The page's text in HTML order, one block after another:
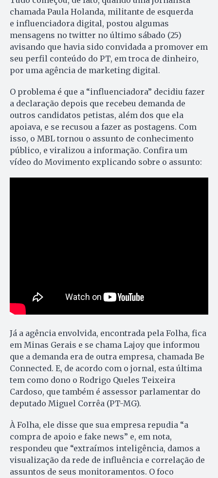
chamada Paula Holanda, militante de esquerda
e influenciadora digital, postou algumas
mensagens no twitter no último sábado (25)
avisando que havia sido convidada a promover em
seu perfil conteúdo do PT, em troca de dinheiro,
por uma agência de marketing digital.
O problema é que a “influenciadora” decidiu fazer
a declaração depois que recebeu demanda de
outros candidatos petistas, além dos que ela
apoiava, e se recusou a fazer as postagens. Com
isso, o MBL tornou o assunto de conhecimento
público, e viralizou a informação. Confira um
vídeo do Movimento explicando sobre o assunto:
Já a agência envolvida, encontrada pela Folha, fica
em Minas Gerais e se chama Lajoy que informou
que a demanda era de outra empresa, chamada Be
Connected. E, de acordo com o jornal, esta última
tem como dono o Rodrigo Queles Teixeira
Cardoso, que também é assessor parlamentar do
deputado Miguel Corrêa (PT-MG).
À Folha, ele disse que sua empresa repudia “a
compra de apoio e fake news” e, em nota,
respondeu que “extraímos inteligência, damos a
visualização da rede de influência e correlação de
assuntos de seus monitoramentos. O foco